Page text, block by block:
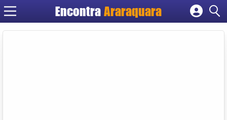
EncontraAraraquara
Cadastrar empresa